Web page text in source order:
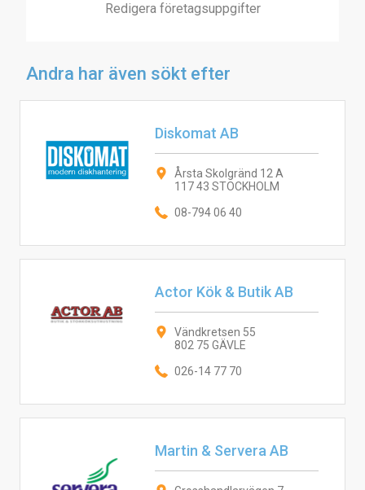
Redigera företagsuppgifter
Andra har även sökt efter
Diskomat AB
Årsta Skolgränd 12 A
117 43 STOCKHOLM
08-794 06 40
Actor Kök & Butik AB
Vändkretsen 55
802 75 GÄVLE
026-14 77 70
Martin & Servera AB